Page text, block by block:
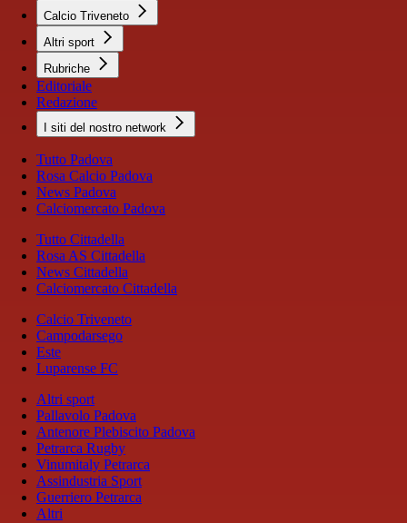
Calcio Triveneto
Altri sport
Rubriche
Editoriale
Redazione
I siti del nostro network
Tutto Padova
Rosa Calcio Padova
News Padova
Calciomercato Padova
Tutto Cittadella
Rosa AS Cittadella
News Cittadella
Calciomercato Cittadella
Calcio Triveneto
Campodarsego
Este
Luparense FC
Altri sport
Pallavolo Padova
Antenore Plebiscito Padova
Petrarca Rugby
Vinumitaly Petrarca
Assindustria Sport
Guerriero Petrarca
Altri